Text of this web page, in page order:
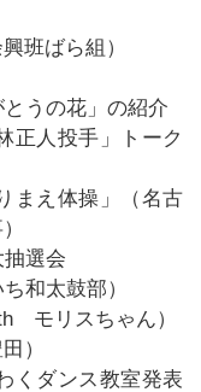
班ばら組）
うの花」の紹介
正人投手」トーク
まえ体操」（名古
選会
和太鼓部）
モリスちゃん）
）
くダンス教室発表